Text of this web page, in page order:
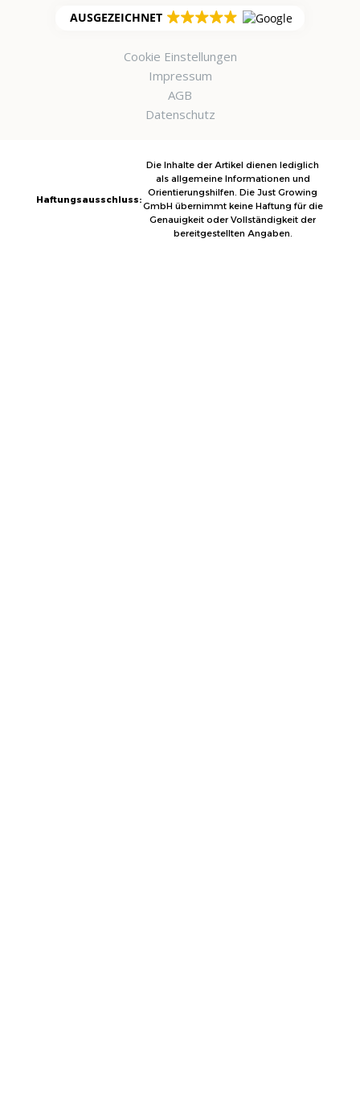
AUSGEZEICHNET
Cookie Einstellungen
Impressum
AGB
Datenschutz
Haftungsausschluss:
Die Inhalte der Artikel dienen lediglich
als allgemeine Informationen und
Orientierungshilfen. Die Just Growing
GmbH übernimmt keine Haftung für die
Genauigkeit oder Vollständigkeit der
bereitgestellten Angaben.